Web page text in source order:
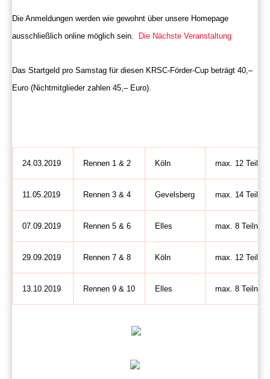
Die Anmeldungen werden wie gewohnt über unsere Homepage
ausschließlich online möglich sein.
Die Nächste Veranstaltung
Das Startgeld pro Samstag für diesen KRSC-Förder-Cup beträgt 40,–
Euro (Nichtmitglieder zahlen 45,– Euro).
24.03.2019 Rennen 1 & 2 Köln max. 12
11.05.2019 Rennen 3 & 4 Gevelsberg max. 14
07.09.2019 Rennen 5 & 6 Elles max. 8
29.09.2019 Rennen 7 & 8 Köln max. 12
13.10.2019 Rennen 9 & 10 Elles max. 8